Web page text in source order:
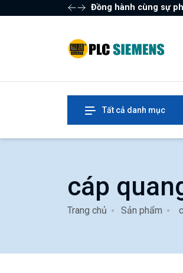
Đồng hành cùng sự
Tất cả danh mục
cáp
Trang chủ Sản phẩm